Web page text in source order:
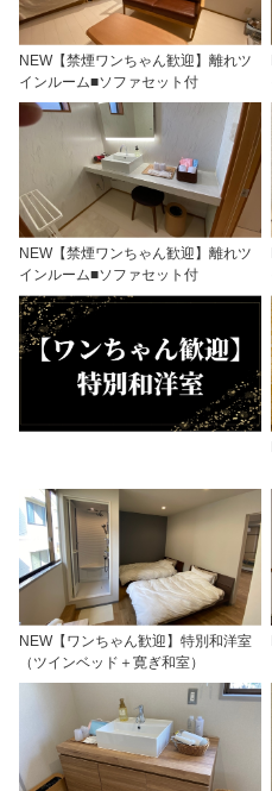
NEW【禁煙ワンちゃん歓迎】離れツ
インルーム■ソファセット付
NEW【禁煙ワンちゃん歓迎】離れツ
インルーム■ソファセット付
NEW【ワンちゃん歓迎】特別和洋室
（ツインベッド＋寛ぎ和室）